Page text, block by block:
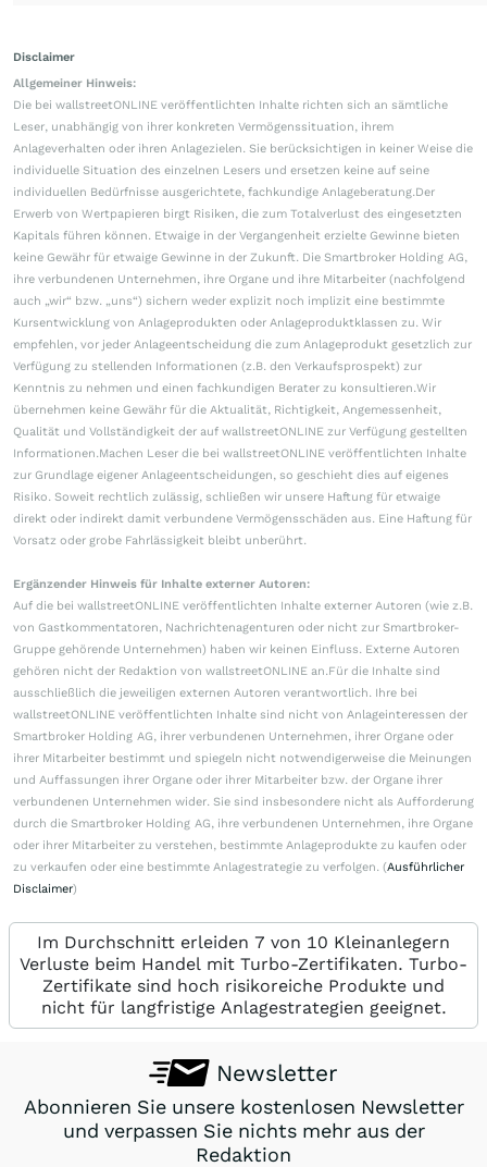
Disclaimer
Allgemeiner Hinweis:
Die bei wallstreetONLINE veröffentlichten Inhalte richten sich an sämtliche
Leser, unabhängig von ihrer konkreten Vermögenssituation, ihrem
Anlageverhalten oder ihren Anlagezielen. Sie berücksichtigen in keiner Weise die
individuelle Situation des einzelnen Lesers und ersetzen keine auf seine
individuellen Bedürfnisse ausgerichtete, fachkundige Anlageberatung.Der
Erwerb von Wertpapieren birgt Risiken, die zum Totalverlust des eingesetzten
Kapitals führen können. Etwaige in der Vergangenheit erzielte Gewinne bieten
keine Gewähr für etwaige Gewinne in der Zukunft. Die Smartbroker Holding AG,
ihre verbundenen Unternehmen, ihre Organe und ihre Mitarbeiter (nachfolgend
auch „wir“ bzw. „uns“) sichern weder explizit noch implizit eine bestimmte
Kursentwicklung von Anlageprodukten oder Anlageproduktklassen zu. Wir
empfehlen, vor jeder Anlageentscheidung die zum Anlageprodukt gesetzlich zur
Verfügung zu stellenden Informationen (z.B. den Verkaufsprospekt) zur
Kenntnis zu nehmen und einen fachkundigen Berater zu konsultieren.Wir
übernehmen keine Gewähr für die Aktualität, Richtigkeit, Angemessenheit,
Qualität und Vollständigkeit der auf wallstreetONLINE zur Verfügung gestellten
Informationen.Machen Leser die bei wallstreetONLINE veröffentlichten Inhalte
zur Grundlage eigener Anlageentscheidungen, so geschieht dies auf eigenes
Risiko. Soweit rechtlich zulässig, schließen wir unsere Haftung für etwaige
direkt oder indirekt damit verbundene Vermögensschäden aus. Eine Haftung für
Vorsatz oder grobe Fahrlässigkeit bleibt unberührt.
Ergänzender Hinweis für Inhalte externer Autoren:
Auf die bei wallstreetONLINE veröffentlichten Inhalte externer Autoren (wie z.B.
von Gastkommentatoren, Nachrichtenagenturen oder nicht zur Smartbroker-
Gruppe gehörende Unternehmen) haben wir keinen Einfluss. Externe Autoren
gehören nicht der Redaktion von wallstreetONLINE an.Für die Inhalte sind
ausschließlich die jeweiligen externen Autoren verantwortlich. Ihre bei
wallstreetONLINE veröffentlichten Inhalte sind nicht von Anlageinteressen der
Smartbroker Holding AG, ihrer verbundenen Unternehmen, ihrer Organe oder
ihrer Mitarbeiter bestimmt und spiegeln nicht notwendigerweise die Meinungen
und Auffassungen ihrer Organe oder ihrer Mitarbeiter bzw. der Organe ihrer
verbundenen Unternehmen wider. Sie sind insbesondere nicht als Aufforderung
durch die Smartbroker Holding AG, ihre verbundenen Unternehmen, ihre Organe
oder ihrer Mitarbeiter zu verstehen, bestimmte Anlageprodukte zu kaufen oder
zu verkaufen oder eine bestimmte Anlagestrategie zu verfolgen. (Ausführlicher
Disclaimer)
Im Durchschnitt erleiden 7 von 10 Kleinanlegern
Verluste beim Handel mit Turbo-Zertifikaten. Turbo-
Zertifikate sind hoch risikoreiche Produkte und
nicht für langfristige Anlagestrategien geeignet.
Newsletter
Abonnieren Sie unsere kostenlosen Newsletter
und verpassen Sie nichts mehr aus der
Redaktion